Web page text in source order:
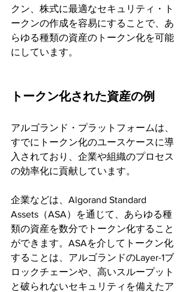
クン、株式に最適なセキュリティ・ト
ークンの作成を容易にすることで、あ
らゆる種類の資産のトークン化を可能
にしています。
トークン化された資産の例
アルゴランド・プラットフォームは、
すでにトークン化のユースケースに導
入されており、企業や組織のプロセス
の効率化に貢献しています。
企業などは、Algorand Standard
Assets（ASA）を通じて、あらゆる種
類の資産を数分でトークン化すること
ができます。ASAを介してトークン化
することは、アルゴランドのLayer-1ブ
ロックチェーンや、高いスループット
と破られないセキュリティを備えたア